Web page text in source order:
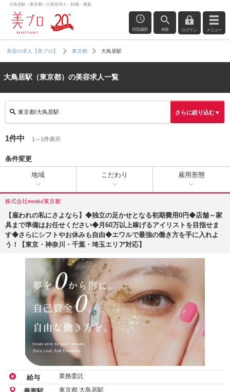
大鳥居駅（東京都）の美容求人・転職・募集
閲覧履歴 検索 ログイン メニュー
美容の求人【美プロ】 東京都 大鳥居駅
大鳥居駅（東京都）の美容求人一覧
東京都/大鳥居駅 さらに絞り込む▼
1件中 1～1件表示
条件変更
地域 こだわり 雇用形態
株式会社ewalu/東京都
【雇われの私にさよなら】◆独立の足かせとなる初期費用0円◆店舗～家
具まで準備はお任せください◆月60万以上稼げるアイリストを目指せま
す◆さらにシフトやお休みも自由◆エワルで最強の働き方を手に入れよ
う！【東京・神奈川・千葉・埼玉エリア対応】
給与 業務委託
東京都 大鳥居駅